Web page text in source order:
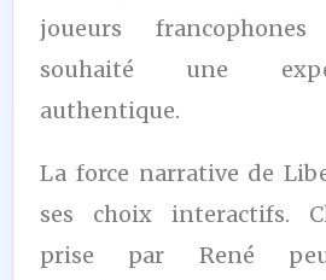
joueurs
souhaité une
authentique.
La force narrative de
ses choix interactifs.
prise par René